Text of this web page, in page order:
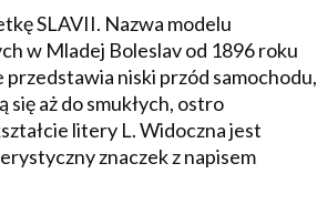
SLAVII. Nazwa modelu
w Mladej Boleslav od 1896 roku
przedstawia niski przód samochodu,
aż do smukłych, ostro
litery L. Widoczna jest
znaczek z napisem